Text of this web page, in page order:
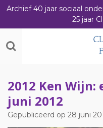
Ga
naar
de
hoofdinhoud
Archief 40 jaar sociaal
25 jaar
2012 Ken Wijn:
juni 2012
Gepubliceerd op 28 juni